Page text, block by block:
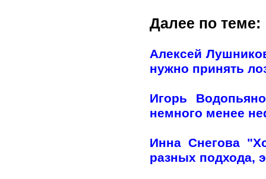
Далее по теме:
Алексей
нужно принять
Игорь
немного менее
Инна Снегова
разных подхода,